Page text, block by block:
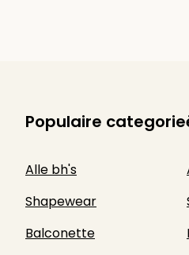
Populaire
Alle bh's
Shapewear
Balconette